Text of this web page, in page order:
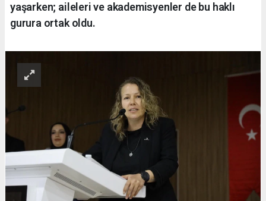
yaşarken; aileleri ve akademisyenler de bu haklı
gurura ortak oldu.